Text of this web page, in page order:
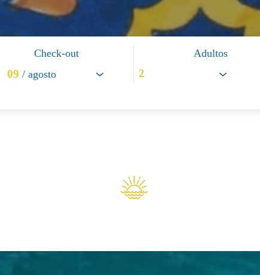
Check-out
09 / agosto
Adultos